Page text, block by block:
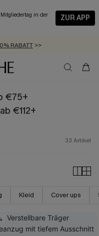
in der
ZUR APP
ARTIKEL >>
RABATT >>
ERHALTEN
AB 89 €
€75+
€112+
33 Artikel
Kleid Cover ups